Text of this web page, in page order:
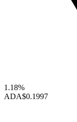
1.18%
ADA$0.1997